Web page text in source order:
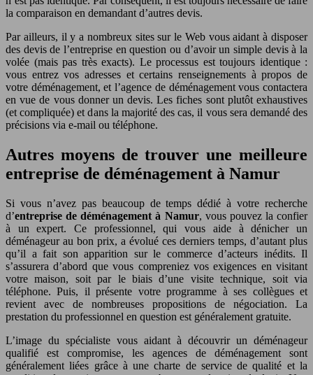
la comparaison en demandant d’autres devis.
Par ailleurs, il y a nombreux sites sur le Web vous aidant à disposer
des devis de l’entreprise en question ou d’avoir un simple devis à la
volée (mais pas très exacts). Le processus est toujours identique :
vous entrez vos adresses et certains renseignements à propos de
votre déménagement, et l’agence de déménagement vous contactera
en vue de vous donner un devis. Les fiches sont plutôt exhaustives
(et compliquée) et dans la majorité des cas, il vous sera demandé des
précisions via e-mail ou téléphone.
Autres moyens de trouver une meilleure
entreprise de déménagement à Namur
Si vous n’avez pas beaucoup de temps dédié à votre recherche
d’entreprise de déménagement à Namur, vous pouvez la confier
à un expert. Ce professionnel, qui vous aide à dénicher un
déménageur au bon prix, a évolué ces derniers temps, d’autant plus
qu’il a fait son apparition sur le commerce d’acteurs inédits. Il
s’assurera d’abord que vous compreniez vos exigences en visitant
votre maison, soit par le biais d’une visite technique, soit via
téléphone. Puis, il présente votre programme à ses collègues et
revient avec de nombreuses propositions de négociation. La
prestation du professionnel en question est généralement gratuite.
L’image du spécialiste vous aidant à découvrir un déménageur
qualifié est compromise, les agences de déménagement sont
généralement liées grâce à une charte de service de qualité et la